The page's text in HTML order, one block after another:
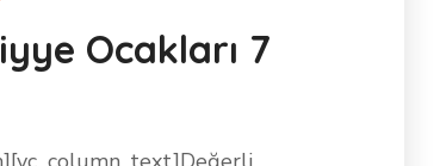
Ocakları 7